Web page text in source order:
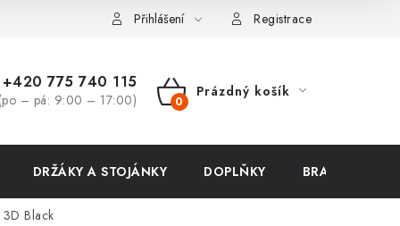
zboží a reklamace Přihlášení Registrace
+420 775 740 115
(po – pá: 9:00 – 17:00)
NÁKUPNÍ
Prázdný košík
DRŽÁKY A STOJÁNKY DOPLŇKY BRAŠNY NA
Black